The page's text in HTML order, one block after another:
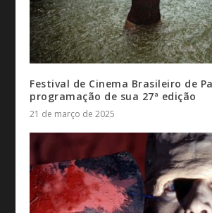
Festival de Cinema Brasileiro de
programação de sua 27ª edição
21 de março de 2025